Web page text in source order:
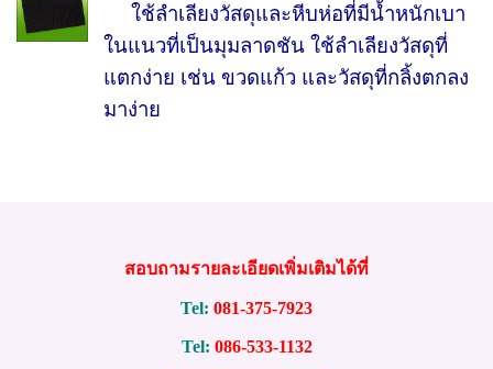
ใช้ลำเลียงวัสดุและหีบห่อที่มีน้ำหนักเบา
ในแนวที่เป็นมุมลาดชัน ใช้ลำเลียงวัสดุที่
แตกง่าย เช่น ขวดแก้ว และวัสดุที่กลิ้งตกลง
มาง่าย
สอบถามรายละเอียดเพิ่มเติมได้ที่
Tel: 081-375-7923
Tel: 086-533-1132